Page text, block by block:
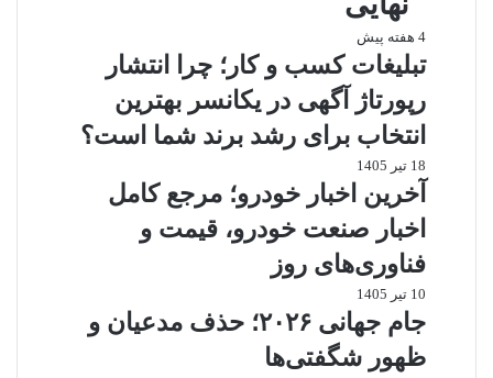
4 هفته پیش
تبلیغات کسب و کار؛ چرا انتشار
رپورتاژ آگهی در یکانسر بهترین
انتخاب برای رشد برند شما است؟
18 تیر 1405
آخرین اخبار خودرو؛ مرجع کامل
اخبار صنعت خودرو، قیمت و
فناوری‌های روز
10 تیر 1405
جام جهانی ۲۰۲۶؛ حذف مدعیان و
ظهور شگفتی‌ها